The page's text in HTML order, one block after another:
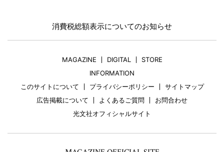
消費税総額表示についてのお知らせ
MAGAZINE DIGITAL
STORE
INFORMATION
このサイトについて
プライバシーポリシー
サイトマップ
広告掲載について
よくあるご質問
お問合わせ
光文社オフィシャルサイト